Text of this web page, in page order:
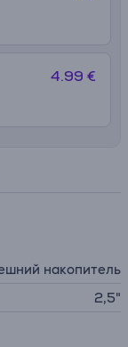
4.99 €
накопитель
2,5"